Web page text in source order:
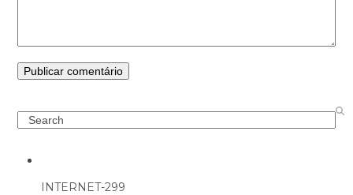
Search
INTERNET-299